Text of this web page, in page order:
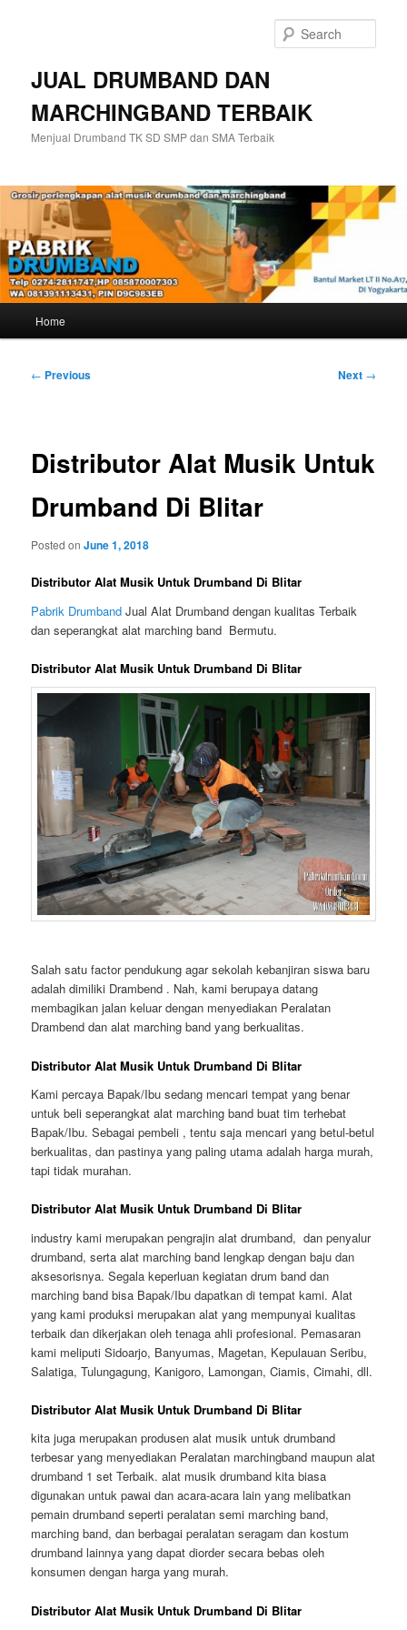
JUAL DRUMBAND DAN
MARCHINGBAND TERBAIK
Menjual Drumband TK SD SMP dan SMA Terbaik
Home
Post
← Previous Next →
Distributor Alat Musik Untuk
Drumband Di Blitar
Posted onJune 1, 2018
Distributor Alat Musik Untuk Drumband Di Blitar
Pabrik Drumband Jual Alat Drumband dengan kualitas Terbaik
dan seperangkat alat marching band Bermutu.
Distributor Alat Musik Untuk Drumband Di Blitar
Salah satu factor pendukung agar sekolah kebanjiran siswa baru
adalah dimiliki Drambend . Nah, kami berupaya datang
membagikan jalan keluar dengan menyediakan Peralatan
Drambend dan alat marching band yang berkualitas.
Distributor Alat Musik Untuk Drumband Di Blitar
Kami percaya Bapak/Ibu sedang mencari tempat yang benar
untuk beli seperangkat alat marching band buat tim terhebat
Bapak/Ibu. Sebagai pembeli , tentu saja mencari yang betul-betul
berkualitas, dan pastinya yang paling utama adalah harga murah,
tapi tidak murahan.
Distributor Alat Musik Untuk Drumband Di Blitar
industry kami merupakan pengrajin alat drumband, dan penyalur
drumband, serta alat marching band lengkap dengan baju dan
aksesorisnya. Segala keperluan kegiatan drum band dan
marching band bisa Bapak/Ibu dapatkan di tempat kami. Alat
yang kami produksi merupakan alat yang mempunyai kualitas
terbaik dan dikerjakan oleh tenaga ahli profesional. Pemasaran
kami meliputi Sidoarjo, Banyumas, Magetan, Kepulauan Seribu,
Salatiga, Tulungagung, Kanigoro, Lamongan, Ciamis, Cimahi, dll.
Distributor Alat Musik Untuk Drumband Di Blitar
kita juga merupakan produsen alat musik untuk drumband
terbesar yang menyediakan Peralatan marchingband maupun alat
drumband 1 set Terbaik. alat musik drumband kita biasa
digunakan untuk pawai dan acara-acara lain yang melibatkan
pemain drumband seperti peralatan semi marching band,
marching band, dan berbagai peralatan seragam dan kostum
drumband lainnya yang dapat diorder secara bebas oleh
konsumen dengan harga yang murah.
Distributor Alat Musik Untuk Drumband Di Blitar